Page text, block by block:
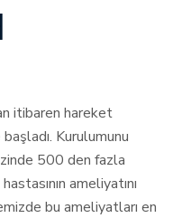
itibaren hareket
Kurulumunu
500 den fazla
ameliyatını
bu ameliyatları en